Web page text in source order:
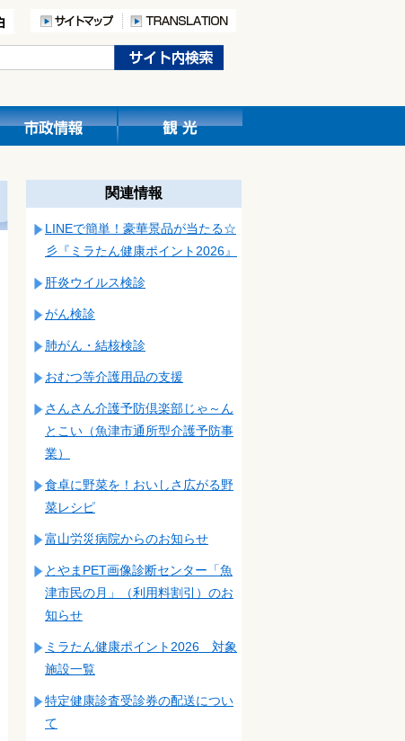
関連情報
LINEで簡単！豪華景品が当たる☆
彡『ミラたん健康ポイント2026』
肝炎ウイルス検診
がん検診
肺がん・結核検診
おむつ等介護用品の支援
さんさん介護予防倶楽部じゃ～ん
とこい（魚津市通所型介護予防事
業）
食卓に野菜を！おいしさ広がる野
菜レシピ
富山労災病院からのお知らせ
とやまPET画像診断センター「魚
津市民の月」（利用料割引）のお
知らせ
ミラたん健康ポイント2026 対象
施設一覧
特定健康診査受診券の配送につい
て